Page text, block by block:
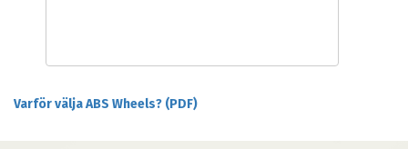
Varför välja ABS Wheels? (PDF)